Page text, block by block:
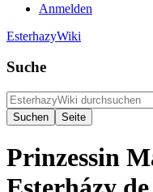
Anmelden
EsterhazyWiki
Suche
Prinzessin